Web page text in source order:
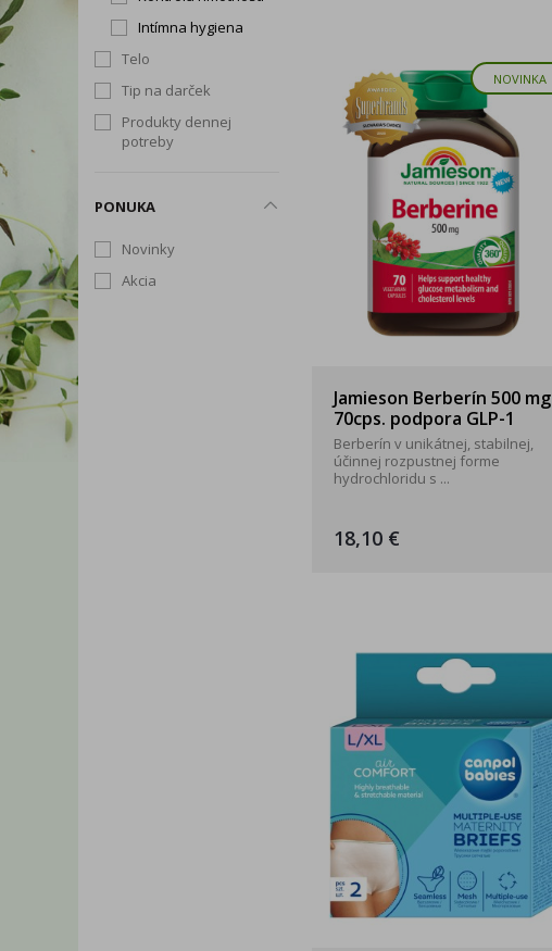
Intímna hygiena
Telo
Tip na darček
Produkty dennej
potreby
PONUKA
Novinky
Akcia
NOVINKA
Jamieson Berberín 500 mg
70cps. podpora GLP-1
Berberín v unikátnej, stabilnej,
účinnej rozpustnej forme
hydrochloridu s ...
18,10 €